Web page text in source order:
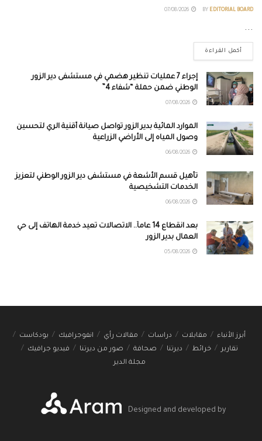
BY EDITORIAL BOARD
...
أكمل القراءة
إجراء 7 عمليات تنظير هضمي في مستشفى دير الزور
الوطني ضمن حملة “شفاء 4”
الموارد المائية بدير الزور تواصل صيانة أقنية الري لتحسين
وصول المياه إلى الأراضي الزراعية
تأهيل قسم الأشعة في مستشفى دير الزور الوطني لتعزيز
الخدمات التشخيصية
بعد انقطاع 14 عاماً.. الاتصالات تعيد خدمة الهاتف إلى حي
العمال بدير الزور
أبرز الأنباء مقابلات دراسات مقالات رأي انفوجرافيك
بودكاست
تقارير
خرائط ديرتنا صحافة صور من ديرتنا
فيديو جرافيك
مجلة الدير
Designed and developed by